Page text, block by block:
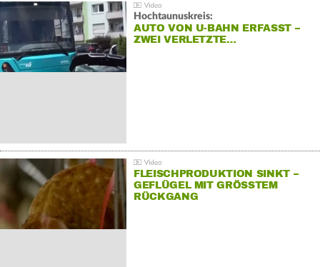
Hochtaunuskreis:
AUTO VON U-BAHN ERFASST –
ZWEI VERLETZTE…
FLEISCHPRODUKTION SINKT –
GEFLÜGEL MIT GRÖSSTEM R
ÜCKGANG